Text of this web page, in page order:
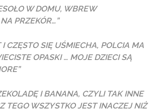
W DOMU, WBREW
PRZEKÓR…”
I CZĘSTO SIĘ UŚMIECHA, POLCIA MA
OPASKI … MOJE DZIECI SĄ
I BANANA, CZYLI TAK INNE
TEGO WSZYSTKO JEST INACZEJ NIŻ